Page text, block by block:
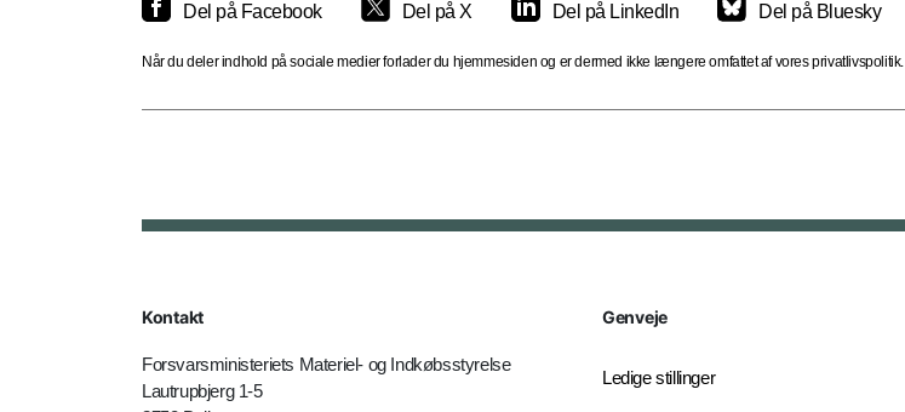
Del på Facebook Del på X Del på LinkedIn Del på Bluesky
Når du deler indhold på sociale medier forlader du hjemmesiden og er dermed ikke længere omfattet af vores privatlivspolitik.
Kontakt
Forsvarsministeriets Materiel- og Indkøbsstyrelse
Lautrupbjerg 1-5
Genveje
Ledige stillinger